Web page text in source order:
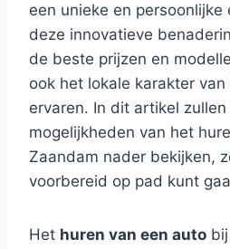
een unieke en persoonlijke
deze innovatieve
de beste prijzen en
ook het lokale karakter
ervaren. In dit artikel
mogelijkheden van het
Zaandam nader bekijken,
voorbereid op pad kunt
Het huren van een auto